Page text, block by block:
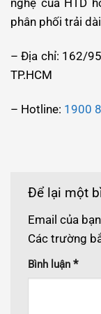
nghệ của HTD
phân phối trải
– Địa chỉ: 162/
TP.HCM
– Hotline: 1900
Để lại một
Email của
Các trường
Bình luận *